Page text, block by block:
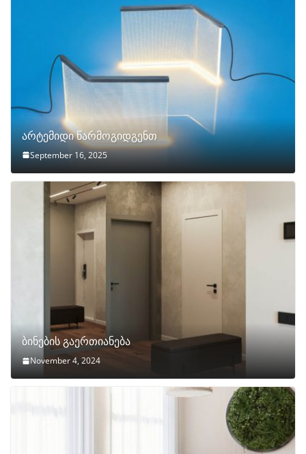
არტემიდი წარმოგიდგენთ
September 16, 2025
ბინების გაერთიანება
November 4, 2024